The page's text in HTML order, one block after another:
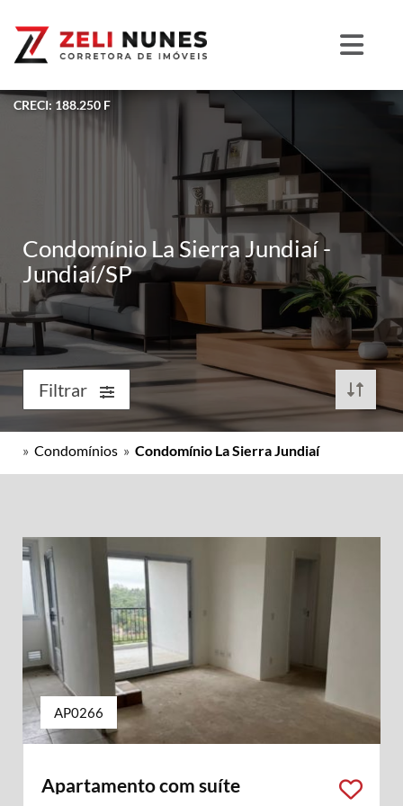
CRECI: 188.250 F
Condomínio La Sierra Jundiaí -
Jundiaí/SP
Filtrar
» Condomínios » Condomínio La Sierra Jundiaí
AP0266
Apartamento com suíte